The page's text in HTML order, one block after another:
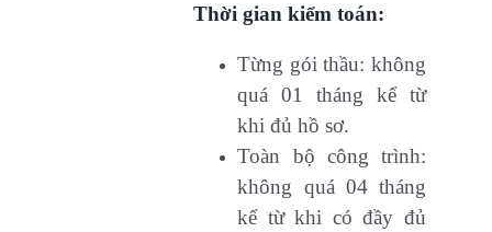
Thời gian kiểm toán:
Từng gói thầu: không
quá 01 tháng kể từ
khi đủ hồ sơ.
Toàn bộ công trình:
không quá 04 tháng
kể từ khi có đầy đủ